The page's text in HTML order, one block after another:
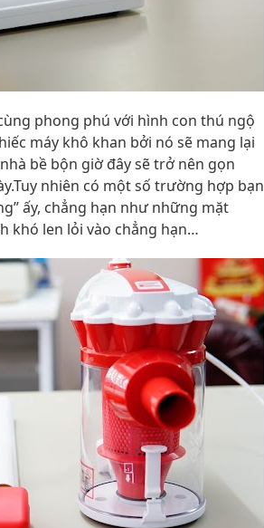
phong phú với hình con thú ngộ
máy khô khan bởi nó sẽ mang lại
bề bộn giờ đây sẽ trở nên gọn
nhiên có một số trường hợp bạn
ấy, chẳng hạn như những mặt
khó len lỏi vào chẳng hạn…